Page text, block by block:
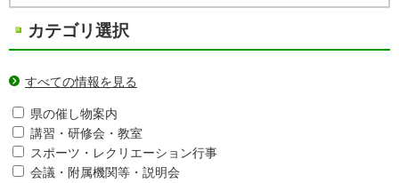
カテゴリ選択
すべての情報を見る
県の催し物案内
講習・研修会・教室
スポーツ・レクリエーション行事
会議・附属機関等・説明会